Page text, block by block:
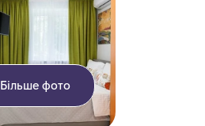
Більше фото